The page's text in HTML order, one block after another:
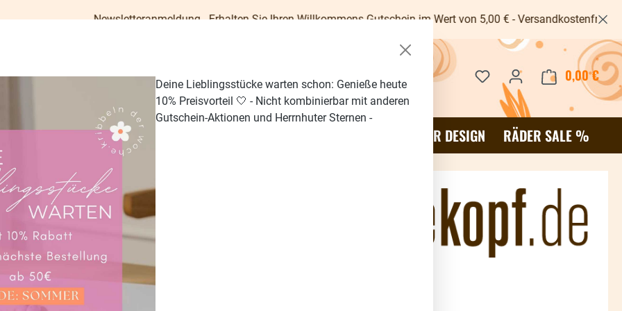
Newsletteranmeldung - Erhalten Sie Ihren Willkommens-Gutschein im Wert von 5,00 € - Versandkostenfrei ab 40€ -
Du hast 0 Produkte auf dem
0,00 €
TISCH & KÜCHE GESCHENKE RÄDER DESIGN RÄDER SALE %
Deine Lieblingsstücke warten schon: Genieße heute
10% Preisvorteil 🤍 - Nicht kombinierbar mit anderen
Gutschein-Aktionen und Herrnhuter Sternen -